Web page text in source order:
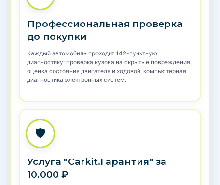
Профессиональная проверка
до покупки
Каждый автомобиль проходит 142-пунктную
диагностику: проверка кузова на скрытые повреждения,
оценка состояния двигателя и ходовой, компьютерная
диагностика электронных систем.
🛡️
Услуга "Carkit.Гарантия" за
10.000 ₽